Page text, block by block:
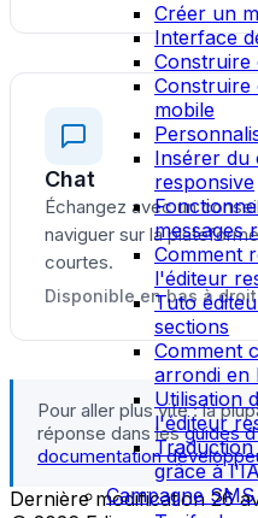
Créer un
Interface
Construire
Construire
mobile
Insérer du
responsive
messages
Comment
l'éditeur
Tuto
sections
Comment
arrondi en
Utilisation
l'éditeur
Traduction
grâce à
Campagne SMS
Chat
Échangez avec un
naviguer sur la
courtes.
Disponible en bas à
Pour aller plus vite : la
réponse dans lesguides
documentation
Dernière modification26